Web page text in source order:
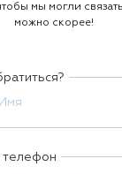
мы могли
можно скорее!
телефон